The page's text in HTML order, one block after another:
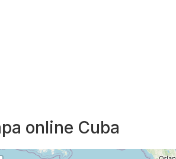
online Cuba